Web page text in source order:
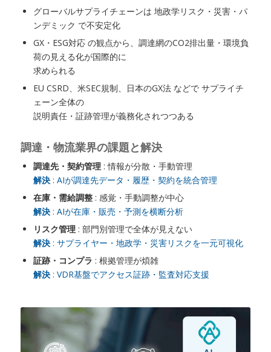
グローバルサプライチェーンは 地政学リスク・災害・パ
ンデミック で不安定化
GX・ESG対応 の観点から、調達網のCO2排出量・環境負
荷の見える化が国際的に
求められる
EU CSRD、米SEC規制、日本のGX法 などで サプライチ
ェーン全体の
説明責任・証跡管理が義務化されつつある
調達・物流業界の課題と解決
調達先・契約管理: 情報が分散・手動管理
解決: AIが調達先データ・履歴・契約を統合管理
在庫・需給調整: 感覚・手動調整が中心
解決: AIが在庫・販売・予測を横断分析
リスク管理: 部門別管理で全体が見えない
解決: サプライヤー・地政学・災害リスクを一元可視化
証跡・コンプラ : 根拠管理が煩雑
解決: VDR基盤でアクセス証跡・監査対応支援